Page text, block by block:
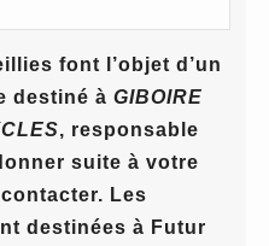
font l’objet d’un
destiné à GIBOIRE
, responsable
suite à votre
Les
destinées à Futur